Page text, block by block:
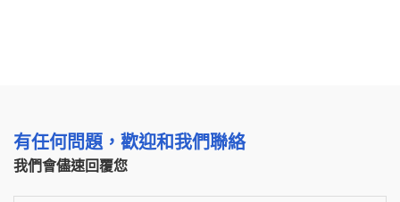
有任何問題，歡迎和我們聯絡
我們會儘速回覆您